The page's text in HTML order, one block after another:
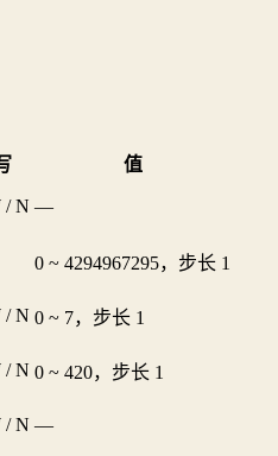
值
/ N —
0 ~ 4294967295，步长 1
/ N 0 ~ 7，步长 1
/ N 0 ~ 420，步长 1
/ N —